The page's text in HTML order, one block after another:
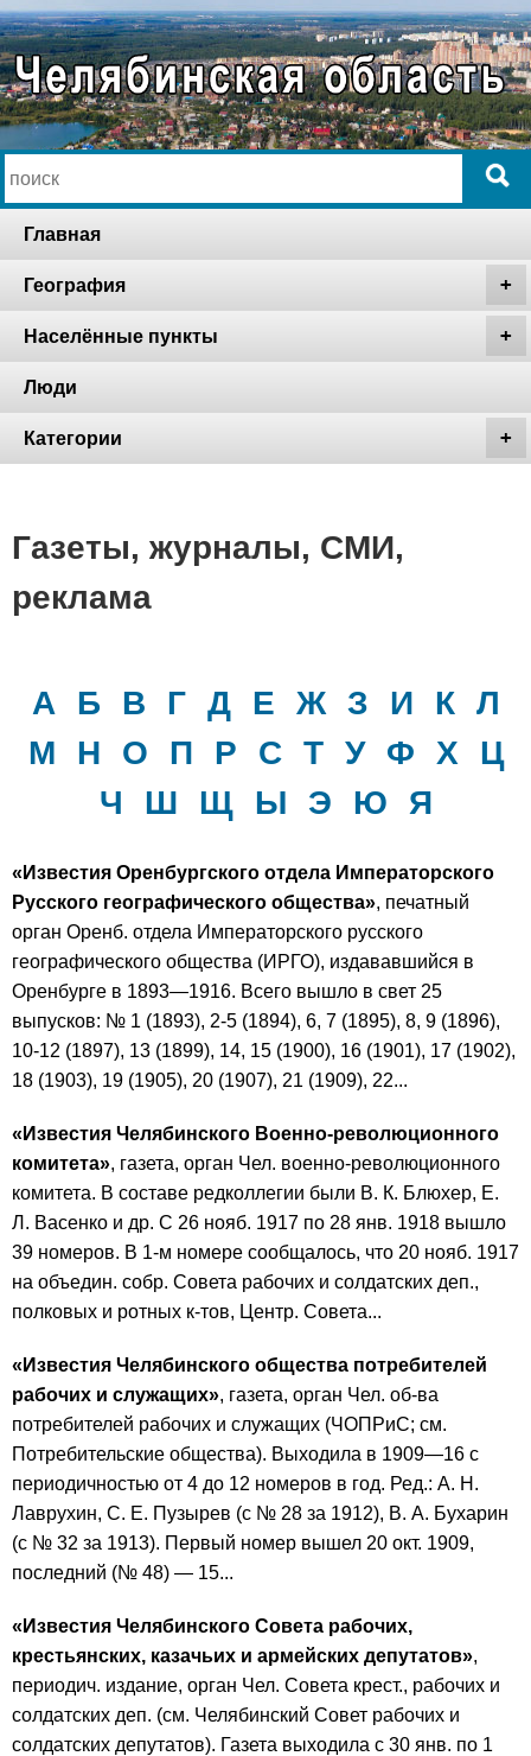
Главная
География
Населённые пункты
Люди
Категории
Газеты, журналы, СМИ,
реклама
А Б В Г Д Е Ж З И К Л
М
Н О П Р С Т У Ф Х
Ц
Ч
Ш Щ Ы Э Ю Я
«Известия Оренбургского отдела Императорского
Русского географического общества», печатный
орган Оренб. отдела Императорского русского
географического общества (ИРГО), издававшийся в
Оренбурге в 1893—1916. Всего вышло в свет 25
выпусков: № 1 (1893), 2-5 (1894), 6, 7 (1895), 8, 9 (1896),
10-12 (1897), 13 (1899), 14, 15 (1900), 16 (1901), 17 (1902),
18 (1903), 19 (1905), 20 (1907), 21 (1909), 22...
«Известия Челябинского Военно-революционного
комитета», газета, орган Чел. военно-революционного
комитета. В составе редколлегии были В. К. Блюхер, Е.
Л. Васенко и др. С 26 нояб. 1917 по 28 янв. 1918 вышло
39 номеров. В 1-м номере сообщалось, что 20 нояб. 1917
на объедин. собр. Совета рабочих и солдатских деп.,
полковых и ротных к-тов, Центр. Совета...
«Известия Челябинского общества потребителей
рабочих и служащих», газета, орган Чел. об-ва
потребителей рабочих и служащих (ЧОПРиС; см.
Потребительские общества). Выходила в 1909—16 с
периодичностью от 4 до 12 номеров в год. Ред.: А. Н.
Лаврухин, С. Е. Пузырев (с № 28 за 1912), В. А. Бухарин
(с № 32 за 1913). Первый номер вышел 20 окт. 1909,
последний (№ 48) — 15...
«Известия Челябинского Совета рабочих,
крестьянских, казачьих и армейских депутатов»,
периодич. издание, орган Чел. Совета крест., рабочих и
солдатских деп. (см. Челябинский Совет рабочих и
солдатских депутатов). Газета выходила с 30 янв. по 1